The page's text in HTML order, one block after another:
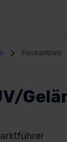
Heckantrieb